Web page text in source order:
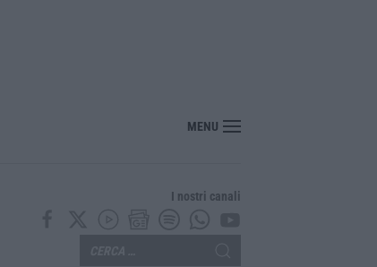
esito positivo il recupero del gruppo Scout disperso nell’Aspromonte
MENU
I nostri canali